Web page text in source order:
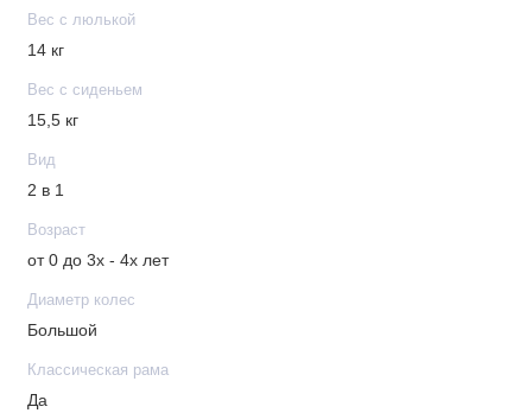
Функциональный капюшон: имеет дополнительную
заднюю часть капора
накладками регулируются по росту ребенка
Подножка и спинка регулируется в нескольких
Прогулочный блок реверсивный: лицом к маме или
лицом на «дорогу»
Смотровое окошко встроено в капюшон
Вес с люлькой
14 кг
Вес с сиденьем
15,5 кг
Вид
2 в 1
Возраст
от 0 до 3х - 4х лет
Диаметр колес
Большой
Классическая рама
Да